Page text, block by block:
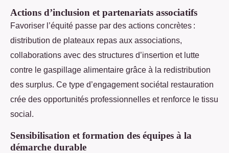
Actions d’inclusion et partenariats associatifs
Favoriser l’équité passe par des actions concrètes :
distribution de plateaux repas aux associations,
collaborations avec des structures d’insertion et lutte
contre le gaspillage alimentaire grâce à la redistribution
des surplus. Ce type d’engagement sociétal restauration
crée des opportunités professionnelles et renforce le tissu
social.
Sensibilisation et formation des équipes à la
démarche durable